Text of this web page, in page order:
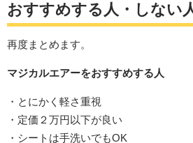
おすすめする人・しない
再度まとめます。
マジカルエアーをおすすめする人
・とにかく軽さ重視
・定価２万円以下が良い
・シートは手洗いでもOK